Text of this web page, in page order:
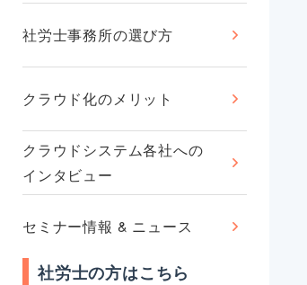
社労士事務所の選び方
クラウド化のメリット
クラウドシステム各社への
インタビュー
セミナー情報 & ニュース
社労士の方はこちら